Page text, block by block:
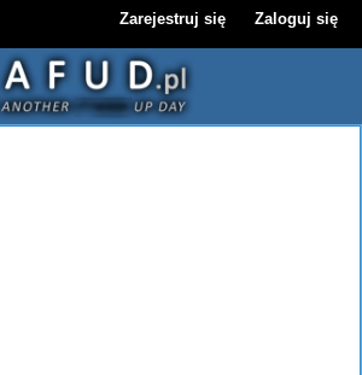
Zarejestruj się Zaloguj się